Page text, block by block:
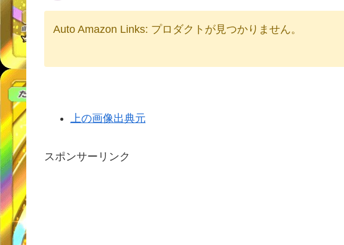
Auto Amazon Links: プロダクトが見つかりません。
上の画像出典元
スポンサーリンク